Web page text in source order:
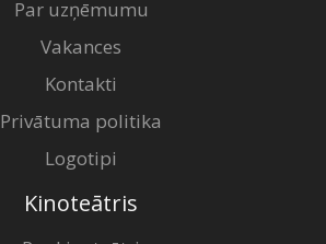
Par uzņēmumu
Vakances
Kontakti
Privātuma politika
Logotipi
Kinoteātris